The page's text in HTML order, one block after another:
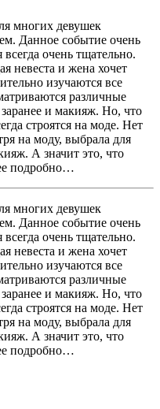
многих девушек
Данное событие очень
очень тщательно.
невеста и жена хочет
изучаются все
различные
и макияж. Но, что
строятся на моде. Нет
на моду, выбрала для
А значит это, что
подробно…
многих девушек
Данное событие очень
очень тщательно.
невеста и жена хочет
изучаются все
различные
и макияж. Но, что
строятся на моде. Нет
на моду, выбрала для
А значит это, что
подробно…